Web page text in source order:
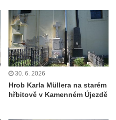
u
Obecním
v
30. 6. 2026
Hrob Karla Müllera na starém
hřbitově v Kamenném Újezdě